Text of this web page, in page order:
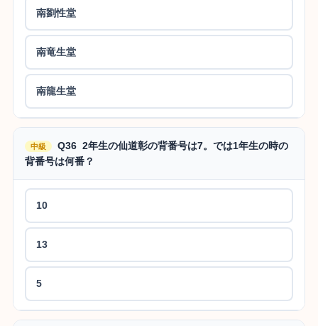
南劉性堂
南竜生堂
南龍生堂
中級
Q36 2年生の仙道彰の背番号は7。では1年生の時の
背番号は何番？
10
13
5